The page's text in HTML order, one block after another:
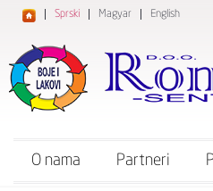
O nama Partneri
Sprski Magyar English